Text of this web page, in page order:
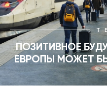
ПОЗИТИВНОЕ
ЕВРОПЫ МОЖЕТ